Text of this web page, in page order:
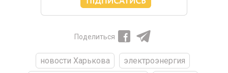
Поделиться
новости Харькова
электроэнергия